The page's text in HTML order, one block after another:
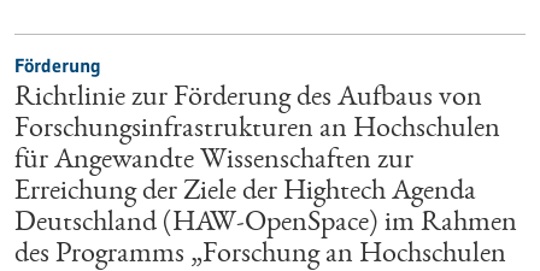
Förderung
Richtlinie zur Förderung des Aufbaus von
Forschungsinfrastrukturen an Hochschulen
für Angewandte Wissenschaften zur
Erreichung der Ziele der Hightech Agenda
Deutschland (HAW-OpenSpace) im Rahmen
des Programms „Forschung an Hochschulen